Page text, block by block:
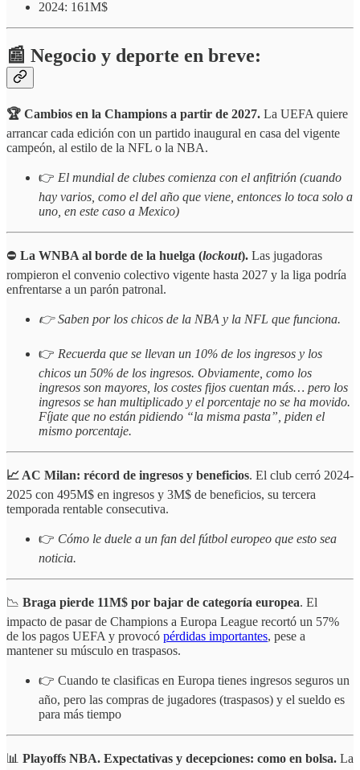
2024: 161M$
📰 Negocio y deporte en breve:
🏆 Cambios en la Champions a partir de 2027. La UEFA quiere
arrancar cada edición con un partido inaugural en casa del vigente
campeón, al estilo de la NFL o la NBA.
👉 El mundial de clubes comienza con el anfitrión (cuando
hay varios, como el del año que viene, entonces lo toca solo a
uno, en este caso a Mexico)
⛔ La WNBA al borde de la huelga (lockout). Las jugadoras
rompieron el convenio colectivo vigente hasta 2027 y la liga podría
enfrentarse a un parón patronal.
👉 Saben por los chicos de la NBA y la NFL que funciona.
👉 Recuerda que se llevan un 10% de los ingresos y los
chicos un 50% de los ingresos. Obviamente, como los
ingresos son mayores, los costes fijos cuentan más… pero los
ingresos se han multiplicado y el porcentaje no se ha movido.
Fíjate que no están pidiendo “la misma pasta”, piden el
mismo porcentaje.
📈 AC Milan: récord de ingresos y beneficios. El club cerró 2024-
2025 con 495M$ en ingresos y 3M$ de beneficios, su tercera
temporada rentable consecutiva.
👉 Cómo le duele a un fan del fútbol europeo que esto sea
noticia.
📉 Braga pierde 11M$ por bajar de categoría europea. El
impacto de pasar de Champions a Europa League recortó un 57%
de los pagos UEFA y provocó pérdidas importantes, pese a
mantener su músculo en traspasos.
👉 Cuando te clasificas en Europa tienes ingresos seguros un
año, pero las compras de jugadores (traspasos) y el sueldo es
para más tiempo
📊 Playoffs NBA. Expectativas y decepciones: como en bolsa. La